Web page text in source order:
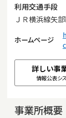
利用交通手段
ＪＲ横浜線矢
ホームページ
詳しい事
情報公表シ
事業所概要